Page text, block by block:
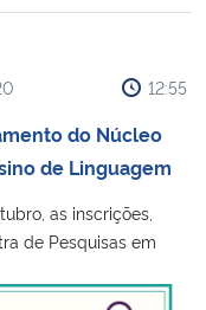
12:55
do Núcleo
de Linguagem
as inscrições,
de Pesquisas em